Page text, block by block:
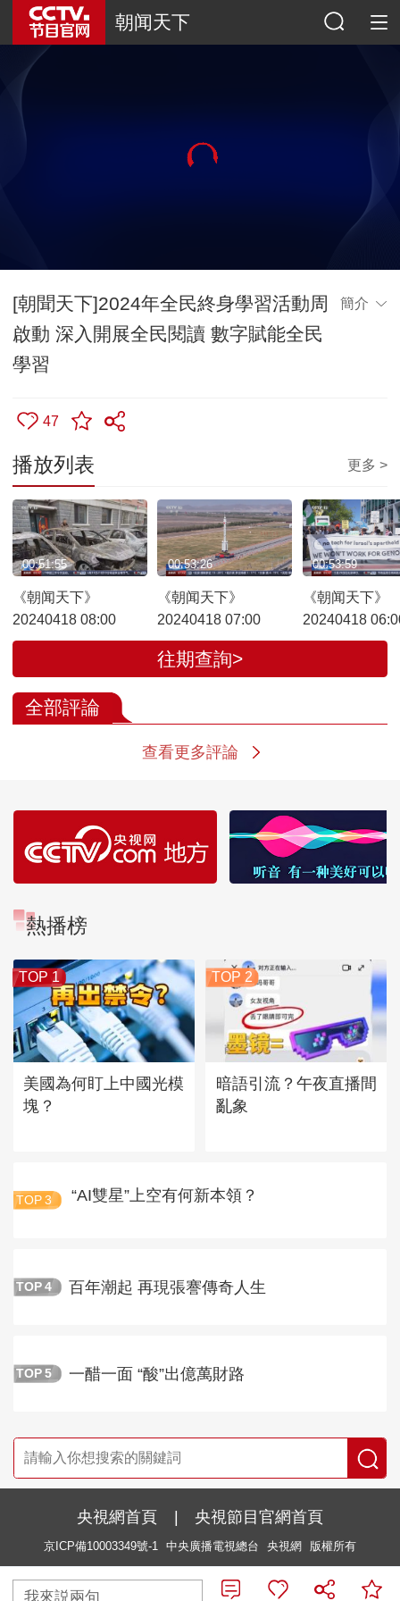
朝闻天下
[朝聞天下]2024年全民終身學習活動周
啟動 深入開展全民閱讀 數字賦能全民
學習
簡介
47
播放列表 更多 >
《朝闻天下》
20240418 08:00
00:51:55
《朝闻天下》
20240418 07:00
00:53:26
《朝闻天下》
20240418
00:53:59
往期查詢>
全部評論
查看更多評論
熱播榜
TOP 1
美國為何盯上中國光模
塊？
TOP 2
暗語引流？午夜直播間
亂象
TOP 3 “AI雙星”上空有何新本領？
TOP 4 百年潮起 再現張謇傳奇人生
TOP 5 一醋一面 “酸”出億萬財路
我來説兩句
央視網首頁 | 央視節目官網首頁
京ICP備10003349號-1 中央廣播電視總台 央視網 版權所有